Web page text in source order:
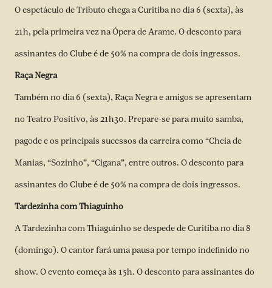
O espetáculo de Tributo chega a Curitiba no dia 6 (sexta), às
21h, pela primeira vez na Ópera de Arame. O desconto para
assinantes do Clube é de 50% na compra de dois ingressos.
Raça Negra
Também no dia 6 (sexta), Raça Negra e amigos se apresentam
no Teatro Positivo, às 21h30. Prepare-se para muito samba,
pagode e os principais sucessos da carreira como “Cheia de
Manias, “Sozinho”, “Cigana”, entre outros. O desconto para
assinantes do Clube é de 50% na compra de dois ingressos.
Tardezinha com Thiaguinho
A Tardezinha com Thiaguinho se despede de Curitiba no dia 8
(domingo). O cantor fará uma pausa por tempo indefinido no
show. O evento começa às 15h. O desconto para assinantes do